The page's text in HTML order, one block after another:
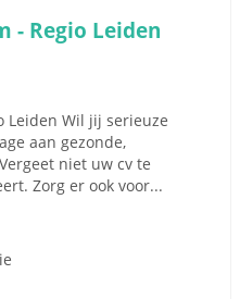
- Regio Leiden
Leiden Wil jij serieuze
aan gezonde,
niet uw cv te
Zorg er ook voor...